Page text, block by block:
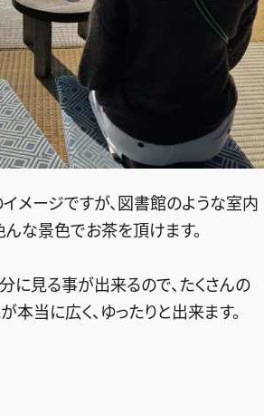
メージですが、図書館のような室内
んな景色でお茶を頂けます。
に見る事が出来るので、たくさんの
当に広く、ゆったりと出来ます。